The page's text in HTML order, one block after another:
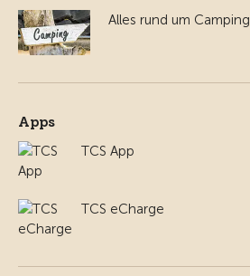
Alles rund um Camping
Apps
TCS App
TCS eCharge